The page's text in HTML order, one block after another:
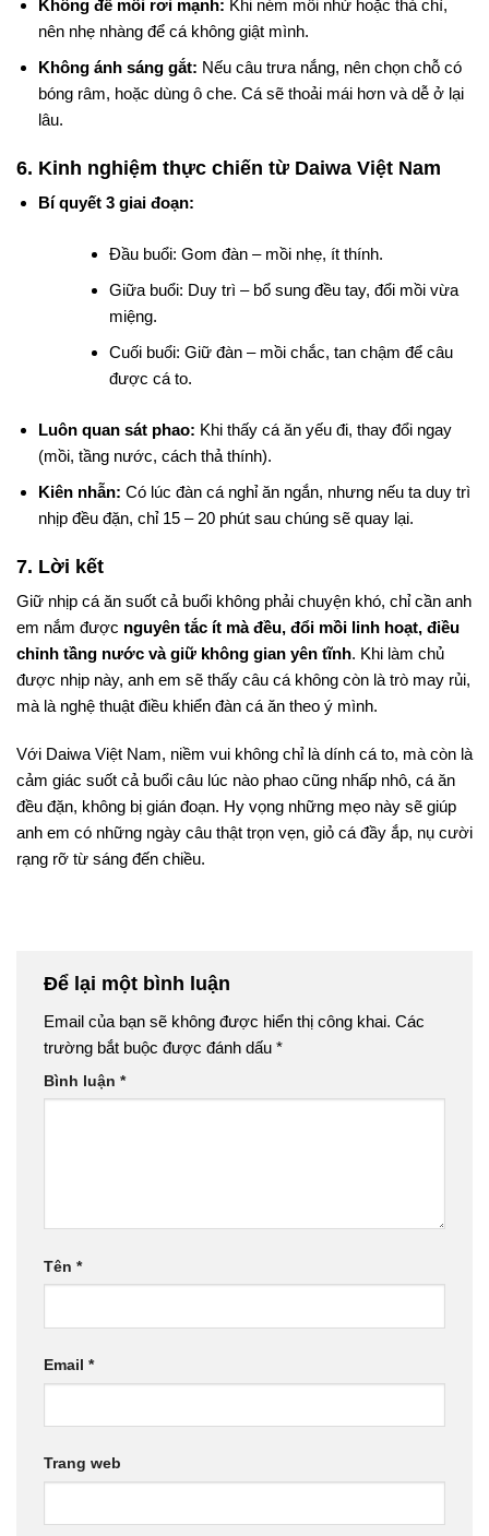
Không để mồi rơi mạnh: Khi ném mồi nhử hoặc thả chì,
nên nhẹ nhàng để cá không giật mình.
Không ánh sáng gắt: Nếu câu trưa nắng, nên chọn chỗ có
bóng râm, hoặc dùng ô che. Cá sẽ thoải mái hơn và dễ ở lại
lâu.
6. Kinh nghiệm thực chiến từ Daiwa Việt Nam
Bí quyết 3 giai đoạn:
Đầu buổi: Gom đàn – mồi nhẹ, ít thính.
Giữa buổi: Duy trì – bổ sung đều tay, đổi mồi vừa
miệng.
Cuối buổi: Giữ đàn – mồi chắc, tan chậm để câu
được cá to.
Luôn quan sát phao: Khi thấy cá ăn yếu đi, thay đổi ngay
(mồi, tầng nước, cách thả thính).
Kiên nhẫn: Có lúc đàn cá nghỉ ăn ngắn, nhưng nếu ta duy trì
nhịp đều đặn, chỉ 15 – 20 phút sau chúng sẽ quay lại.
7. Lời kết
Giữ nhịp cá ăn suốt cả buổi không phải chuyện khó, chỉ cần anh
em nắm được nguyên tắc ít mà đều, đổi mồi linh hoạt, điều
chỉnh tầng nước và giữ không gian yên tĩnh. Khi làm chủ
được nhịp này, anh em sẽ thấy câu cá không còn là trò may rủi,
mà là nghệ thuật điều khiển đàn cá ăn theo ý mình.
Với Daiwa Việt Nam, niềm vui không chỉ là dính cá to, mà còn là
cảm giác suốt cả buổi câu lúc nào phao cũng nhấp nhô, cá ăn
đều đặn, không bị gián đoạn. Hy vọng những mẹo này sẽ giúp
anh em có những ngày câu thật trọn vẹn, giỏ cá đầy ắp, nụ cười
rạng rỡ từ sáng đến chiều.
Để lại một bình luận
Email của bạn sẽ không được hiển thị công khai. Các
trường bắt buộc được đánh dấu *
Bình luận *
Tên *
Email *
Trang web